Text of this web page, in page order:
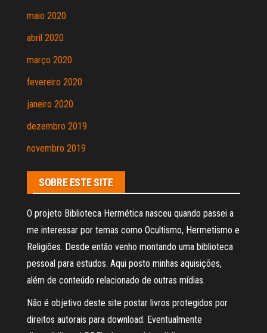
maio 2020
abril 2020
março 2020
fevereiro 2020
janeiro 2020
dezembro 2019
novembro 2019
SOBRE ESTE SITE
O projeto Biblioteca Hermética nasceu quando passei a
me interessar por temas como Ocultismo, Hermetismo e
Religiões. Desde então venho montando uma biblioteca
pessoal para estudos. Aqui posto minhas aquisições,
além de conteúdo relacionado de outras mídias.
Não é objetivo deste site postar livros protegidos por
direitos autorais para download. Eventualmente